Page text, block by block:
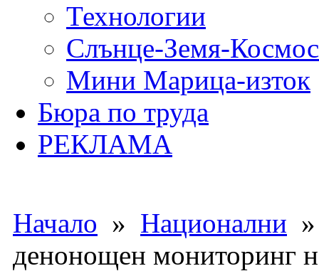
Технологии
Слънце-Земя-Космос
Мини Марица-изток
Бюра по труда
РЕКЛАМА
Начало » Национални
денонощен мониторинг